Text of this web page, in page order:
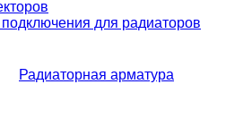
для радиаторов
Радиаторная арматура